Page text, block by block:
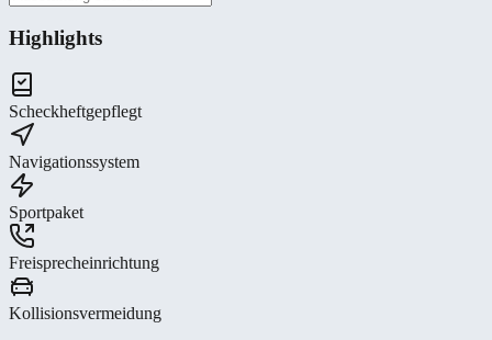
Highlights
Scheckheftgepflegt
Navigationssystem
Sportpaket
Freisprecheinrichtung
Kollisionsvermeidung